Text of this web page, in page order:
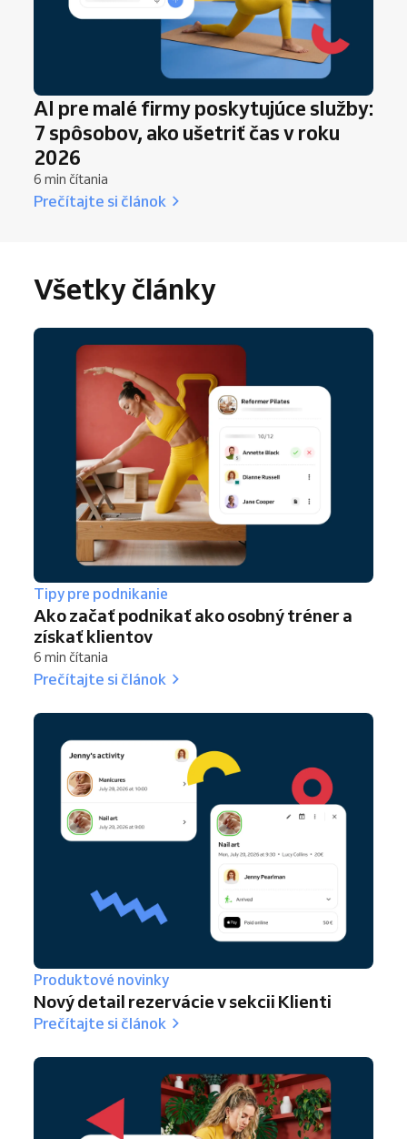
AI pre malé firmy poskytujúce služby:
7 spôsobov, ako ušetriť čas v roku
2026
6 min čítania
Prečítajte si článok
Všetky články
Tipy pre podnikanie
Ako začať podnikať ako osobný tréner a
získať klientov
6 min čítania
Prečítajte si článok
Produktové novinky
Nový detail rezervácie v sekcii Klienti
Prečítajte si článok